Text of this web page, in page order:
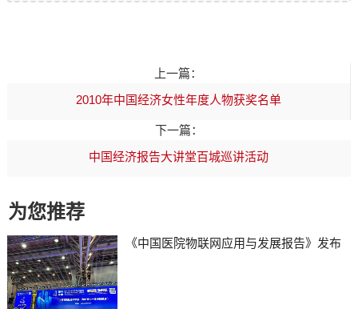
上一篇：
2010年中国经济女性年度人物获奖名单
下一篇：
中国经济报告大讲堂百城巡讲活动
为您推荐
《中国医院物联网应用与发展报告》发布